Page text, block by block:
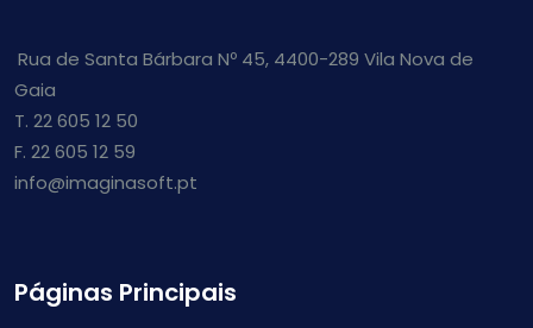
Rua de Santa Bárbara Nº 45, 4400-289 Vila Nova de
Gaia
T. 22 605 12 50
F. 22 605 12 59
info@imaginasoft.pt
Páginas Principais